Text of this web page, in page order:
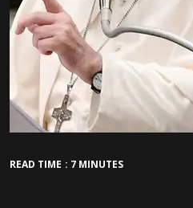
READ TIME : 7 MINUTES